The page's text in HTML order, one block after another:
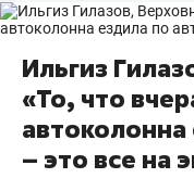
Ильгиз
«То, что
автоколонна
– это все на